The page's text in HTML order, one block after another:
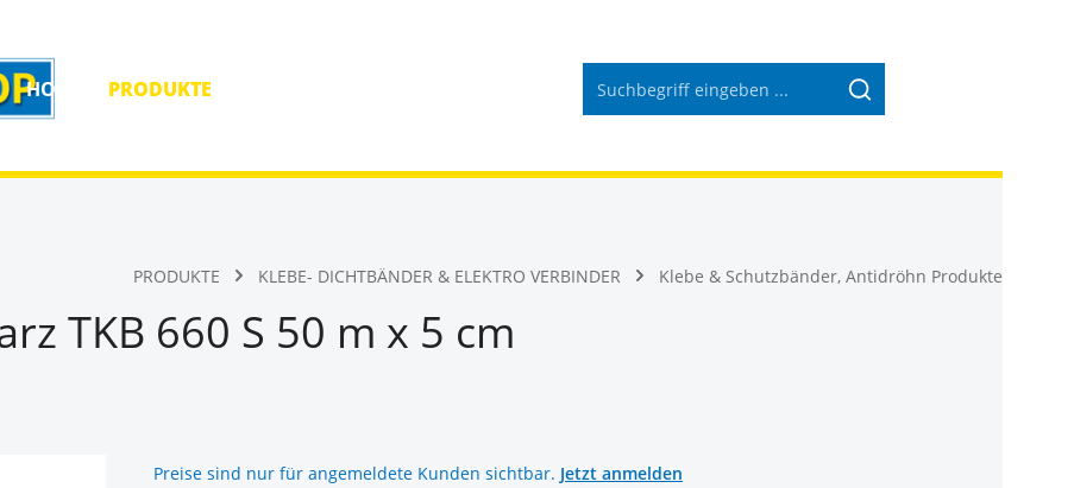
HOME PRODUKTE
PRODUKTE KLEBE- DICHTBÄNDER & ELEKTRO VERBINDER Klebe & Schutzbänder, Antidröhn Produkte
TKB 660 S 50 m x 5 cm
Preise sind nur für angemeldete Kunden sichtbar. Jetzt anmelden